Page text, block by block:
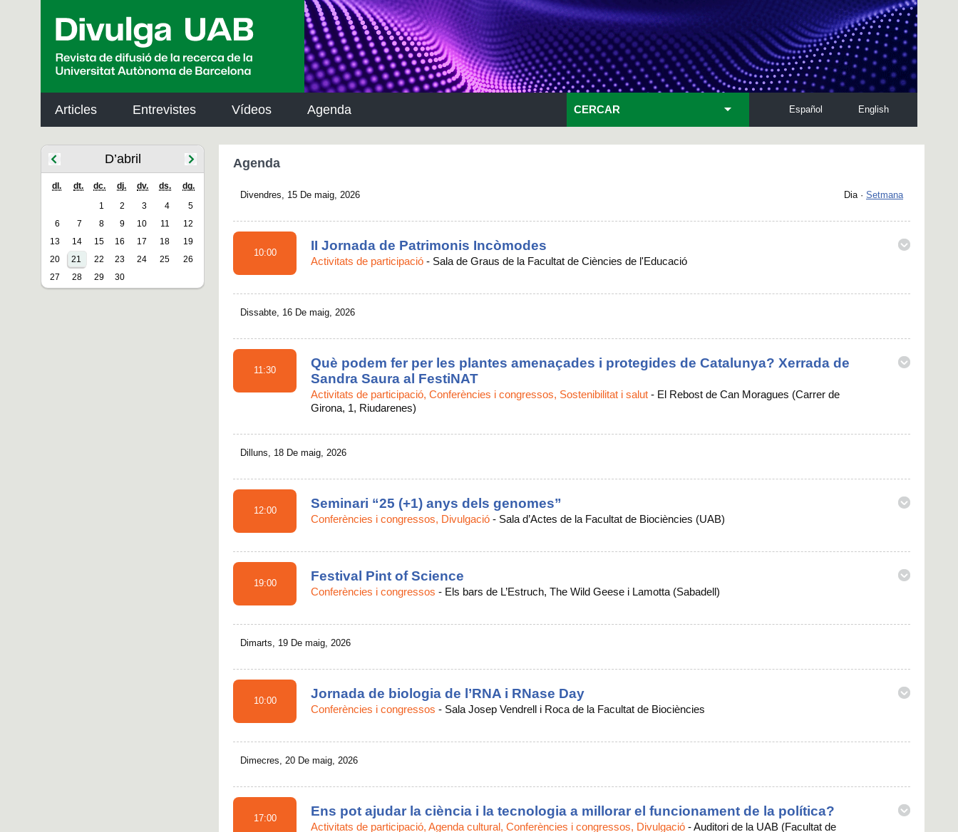
Articles Entrevistes Vídeos Agenda English
Español
CERCAR
D’abril
dl. dt. dc. dj. dv. ds. dg.
1 2 3 4
5
6
7 8 9 10 11
12
13
14 15 16 17 18
19
20
21 22 23 24 25
26
27
28 29 30
Agenda
Divendres, 15 De maig, 2026 Dia · Setmana
10:00 II Jornada de Patrimonis Incòmodes
Activitats de participació - Sala de Graus de la Facultat de Ciències de l'Educació
Dissabte, 16 De maig, 2026
11:30
Què podem fer per les plantes amenaçades i protegides de Catalunya? Xerrada de
Sandra Saura al FestiNAT
Activitats de participació, Conferències i congressos, Sostenibilitat i salut - El Rebost de Can Moragues (Carrer de
Girona, 1, Riudarenes)
Dilluns, 18 De maig, 2026
12:00 Seminari “25 (+1) anys dels genomes”
Conferències i congressos, Divulgació - Sala d’Actes de la Facultat de Biociències (UAB)
19:00 Festival Pint of Science
Conferències i congressos - Els bars de L’Estruch, The Wild Geese i Lamotta (Sabadell)
Dimarts, 19 De maig, 2026
10:00 Jornada de biologia de l’RNA i RNase Day
Conferències i congressos - Sala Josep Vendrell i Roca de la Facultat de Biociències
Dimecres, 20 De maig, 2026
17:00 Ens pot ajudar la ciència i la tecnologia a millorar el funcionament de la política?
Activitats de participació, Agenda cultural, Conferències i congressos, Divulgació -Auditori de la UAB (Facultat de